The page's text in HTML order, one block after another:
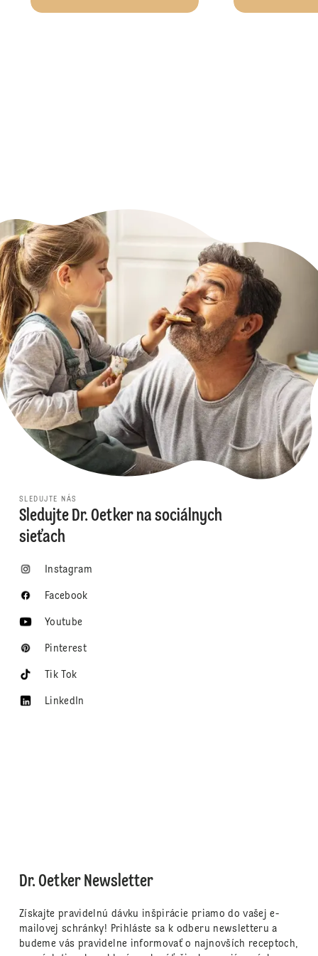
SLEDUJTE NÁS
Sledujte Dr. Oetker na sociálnych
sieťach
Instagram
Facebook
Youtube
Pinterest
Tik Tok
LinkedIn
Dr. Oetker Newsletter
Získajte pravidelnú dávku inšpirácie priamo do vašej e-
mailovej schránky! Prihláste sa k odberu newsletteru a
budeme vás pravidelne informovať o najnovších receptoch,